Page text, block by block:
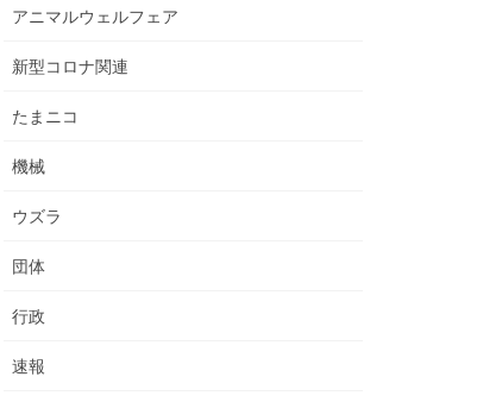
アニマルウェルフェア
新型コロナ関連
たまニコ
機械
ウズラ
団体
行政
速報